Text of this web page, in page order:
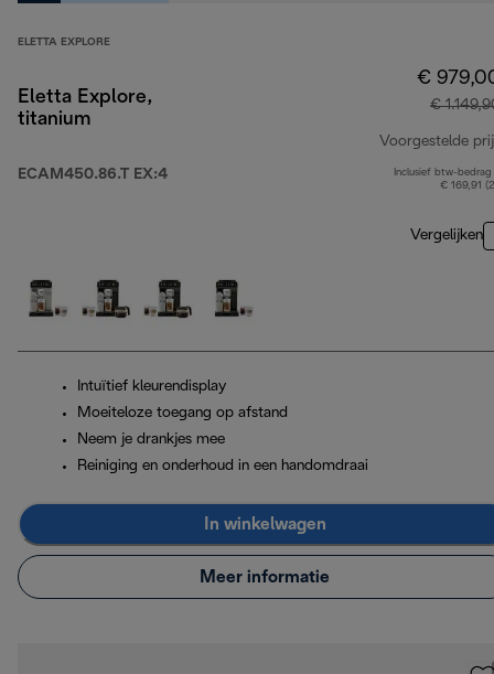
ELETTA EXPLORE
Eletta Explore,
titanium
ECAM450.86.T EX:4
€
€
Voorgestelde
Inclusief btw-bedrag
€ 169,91
Vergelijken
Intuïtief kleurendisplay
Moeiteloze toegang op afstand
Neem je drankjes mee
Reiniging en onderhoud in een handomdraai
In winkelwagen
Meer informatie